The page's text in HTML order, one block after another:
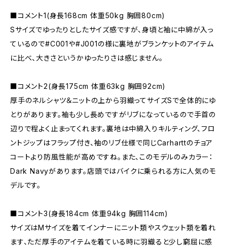
■コメント1(身長168cm 体重50kg 胸囲80cm)
Sサイズでゆったりとしたサイズ感ですが、身頃と袖に中綿が入っ
ているので#C001や#J001の様に裏地がブランケットのアイテム
に比べ、大きさというかゆったりさは感じません。
■コメント2(身長175cm 体重63kg 胸囲92cm)
厚手のネルシャツ＆ニットの上から羽織ってサイズSで全体的にゆ
とりがあります。袖も少し長めですがリブになっているので手首の
辺りで程よく止まってくれます。裏地は中綿入りキルティング、フロ
ントジップはフラップ付き、袖のリブ仕様で同じCarharttのチョア
コートより防風性能が高めですね。また、このモデルのみカラー：
Dark Navyがあります。店頭ではバイクに乗られる方に人気のモ
デルです。
■コメント3(身長184cm 体重94kg 胸囲114cm)
サイズはMサイズを着てインナーにニット類やスウェット類を着れ
ます、ただ厚手のアイテムを着ている時に羽織ると少し窮屈に感